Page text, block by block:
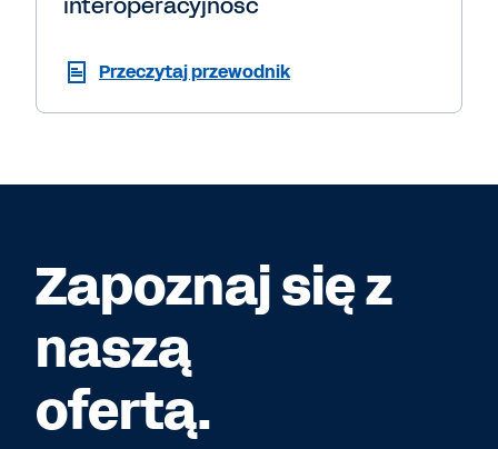
Przeczytaj przewodnik
Zapoznaj się z
naszą
ofertą.